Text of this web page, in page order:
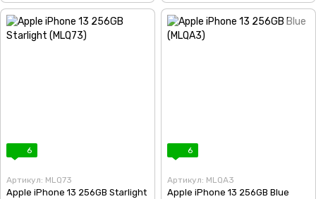
6
Артикул: MLQ73
Apple iPhone 13 256GB Starlight
6
Артикул: MLQA3
Apple iPhone 13 256GB Blue